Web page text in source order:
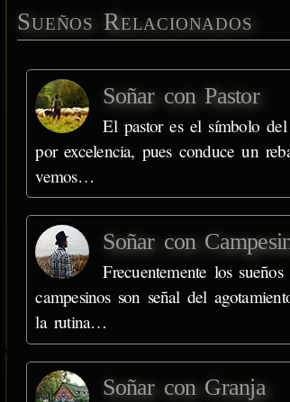
Sueños Relacionados
Soñar con Pastor
El pastor es el símbolo
por excelencia, pues conduce un
vemos…
Soñar con
Frecuentemente los
campesinos son señal del
la rutina…
Soñar con Granja